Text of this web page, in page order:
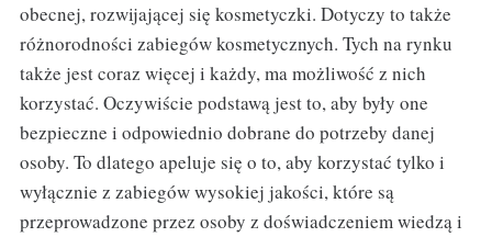
obecnej, rozwijającej się kosmetyczki. Dotyczy to także
różnorodności zabiegów kosmetycznych. Tych na rynku
także jest coraz więcej i każdy, ma możliwość z nich
korzystać. Oczywiście podstawą jest to, aby były one
bezpieczne i odpowiednio dobrane do potrzeby danej
osoby. To dlatego apeluje się o to, aby korzystać tylko i
wyłącznie z zabiegów wysokiej jakości, które są
przeprowadzone przez osoby z doświadczeniem wiedzą i